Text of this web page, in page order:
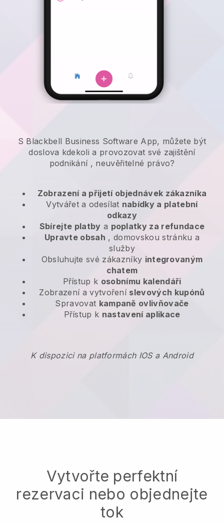
S Blackbell Business Software App, můžete být
doslova kdekoli a provozovat své zajištění
podnikání, neuvěřitelné právo?
Zobrazení a přijetí objednávek zákazníka
Vytvářet a odesílat nabídky a platební
odkazy
Sbírejte platby a poplatky za refundace
Upravte obsah , domovskou stránku a
služby
Obsluhujte své zákazníky integrovaným
chatem
Přístup k osobnímu kalendáři
Zobrazení a vytvoření slevových kupónů
Spravovat kampaně ovlivňovače
Přístup k nastavení aplikace
K dispozici na platformách IOS a Android
Vytvořte perfektní
rezervaci nebo objednejte
tok